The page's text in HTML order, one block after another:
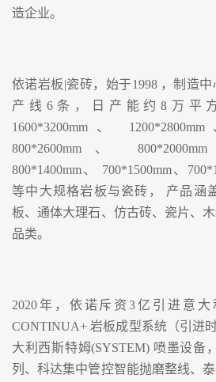
造企业。
依诺岩板|瓷砖，始于1998 ，制造
产线6条，日产能约8万平
1600*3200mm、
800*2600mm、
800*1400mm、 700*1500mm、
等中大规格岩板与瓷砖， 产品涵
板、通体大理石、仿古砖、瓷片、
品类。
2020年，依诺斥资3亿引进意大
CONTINUA+ 岩板成型系统（引进
大利西斯特姆(SYSTEM) 喷墨设备
列、科达集中管控智能抛磨整线、